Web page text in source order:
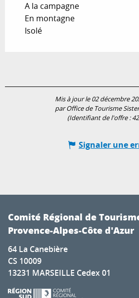
A la campagne
En montagne
Isolé
Mis à jour le 02 décembre
par Office de Tourisme
(Identifiant de l'offre :
Signaler une
Comité Régional de
Provence-Alpes-Côte d'Azur
64 La Canebière
CS 10009
13231 MARSEILLE Cedex 01